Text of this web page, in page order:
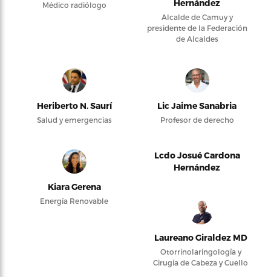
Médico radiólogo
Hernández
Alcalde de Camuy y
presidente de la Federación
de Alcaldes
Heriberto N. Saurí
Salud y emergencias
Lic Jaime Sanabria
Profesor de derecho
Kiara Gerena
Energía Renovable
Lcdo Josué Cardona
Hernández
Laureano Giraldez MD
Otorrinolaringología y
Cirugía de Cabeza y Cuello